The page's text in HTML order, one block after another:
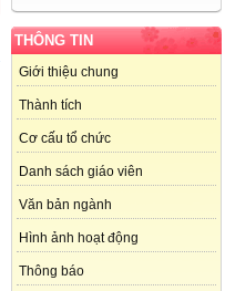
THÔNG TIN
Giới thiệu chung
Thành tích
Cơ cấu tổ chức
Danh sách giáo viên
Văn bản ngành
Hình ảnh hoạt động
Thông báo